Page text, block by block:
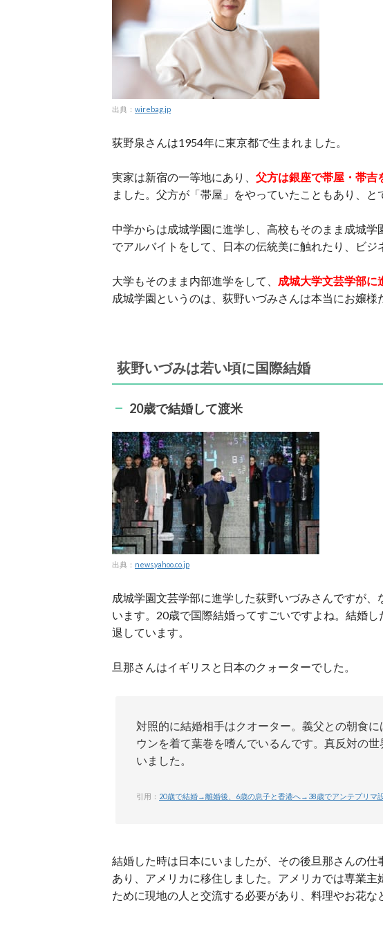
出典： wirebag.jp
荻野泉さんは1954年に東京都で生まれました。
実家は新宿の一等地にあり、 父方は銀座で帯屋・帯吉
ました。父方が「帯屋」をやっていたこともあり、と
中学からは成城学園に進学し、高校もそのまま成城
でアルバイトをして、日本の伝統美に触れたり、ビジ
大学もそのまま内部進学をして、 成城大学文芸学部に
成城学園というのは、荻野いづみさんは本当にお嬢様
荻野いづみは若い頃に国際結婚
20歳で結婚して渡米
出典： news.yahoo.co.jp
成城学園文芸学部に進学した荻野いづみさんですが、
います。20歳で国際結婚ってすごいですよね。結婚
退しています。
旦那さんはイギリスと日本のクォーターでした。
対照的に結婚相手はクオーター。義父との朝食
ウンを着て葉巻を嗜んでいるんです。真反対の
いました。
引用： 20歳で結婚→離婚後、6歳の息子と香港へ→38歳でアンテプリマ
結婚した時は日本にいましたが、その後旦那さんの
あり、アメリカに移住しました。アメリカでは専業
ために現地の人と交流する必要があり、料理やお花な